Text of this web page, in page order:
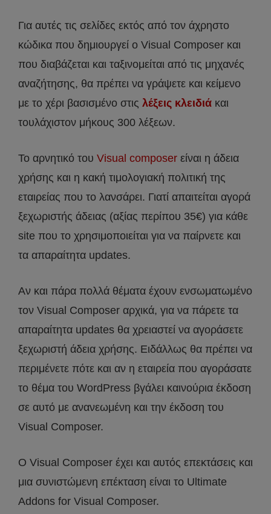
Για αυτές τις σελίδες εκτός από τον άχρηστο
κώδικα που δημιουργεί ο Visual Composer και
που διαβάζεται και ταξινομείται από τις μηχανές
αναζήτησης, θα πρέπει να γράψετε και κείμενο
με το χέρι βασισμένο στις λέξεις κλειδιά και
τουλάχιστον μήκους 300 λέξεων.
Το αρνητικό του Visual composer είναι η άδεια
χρήσης και η κακή τιμολογιακή πολιτική της
εταιρείας που το λανσάρει. Γιατί απαιτείται αγορά
ξεχωριστής άδειας (αξίας περίπου 35€) για κάθε
site που το χρησιμοποιείται για να παίρνετε και
τα απαραίτητα updates.
Αν και πάρα πολλά θέματα έχουν ενσωματωμένο
τον Visual Composer αρχικά, για να πάρετε τα
απαραίτητα updates θα χρειαστεί να αγοράσετε
ξεχωριστή άδεια χρήσης. Ειδάλλως θα πρέπει να
περιμένετε πότε και αν η εταιρεία που αγοράσατε
το θέμα του WordPress βγάλει καινούρια έκδοση
σε αυτό με ανανεωμένη και την έκδοση του
Visual Composer.
Ο Visual Composer έχει και αυτός επεκτάσεις και
μια συνιστώμενη επέκταση είναι το Ultimate
Addons for Visual Composer.